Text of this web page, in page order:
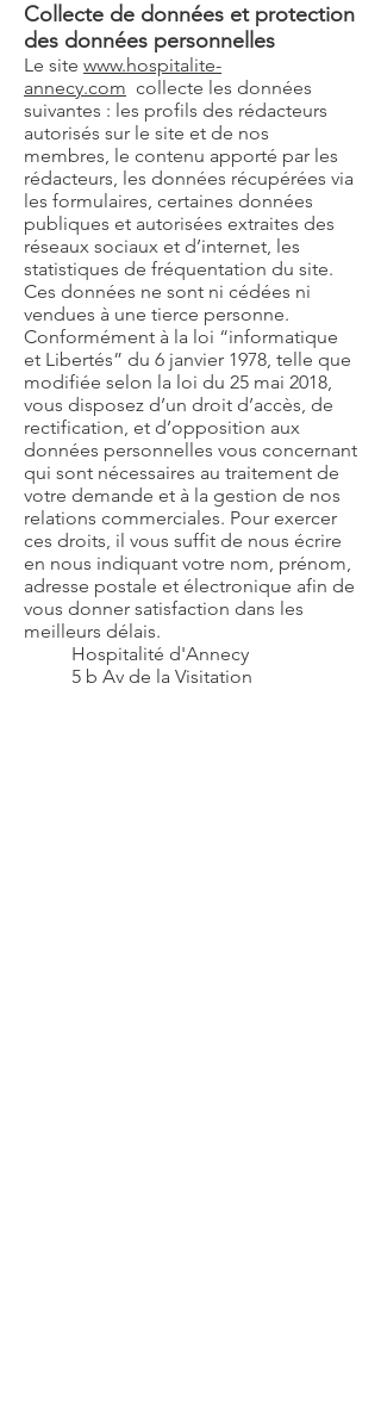
Collecte de données et protection
des données personnelles
Le site www.hospitalite-
annecy.com collecte les données
suivantes : les profils des rédacteurs
autorisés sur le site et de nos
membres, le contenu apporté par les
rédacteurs, les données récupérées via
les formulaires, certaines données
publiques et autorisées extraites des
réseaux sociaux et d’internet, les
statistiques de fréquentation du site.
Ces données ne sont ni cédées ni
vendues à une tierce personne.
Conformément à la loi “informatique
et Libertés” du 6 janvier 1978, telle que
modifiée selon la loi du 25 mai 2018,
vous disposez d’un droit d’accès, de
rectification, et d’opposition aux
données personnelles vous concernant
qui sont nécessaires au traitement de
votre demande et à la gestion de nos
relations commerciales. Pour exercer
ces droits, il vous suffit de nous écrire
en nous indiquant votre nom, prénom,
adresse postale et électronique afin de
vous donner satisfaction dans les
meilleurs délais.
Hospitalité d'Annecy
5 b Av de la Visitation